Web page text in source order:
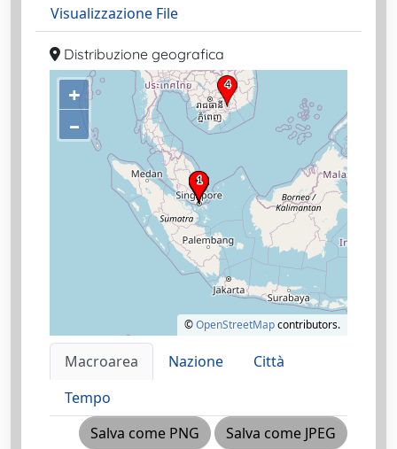
Visualizzazione File
Distribuzione geografica
+
–
©OpenStreetMapcontributors.
Macroarea Nazione
Città
Tempo
Salva come PNG
Salva come JPEG